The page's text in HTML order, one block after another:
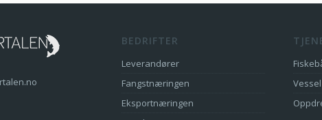
BEDRIFTER
Leverandører
Fangstnæringen
Eksportnæringen